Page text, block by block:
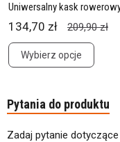
Uniwersalny kask
134,70 zł 209,90 zł
Wybierz opcje
Pytania do produktu
Zadaj pytanie